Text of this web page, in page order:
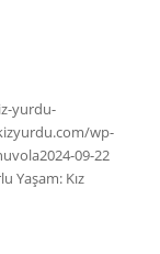
yurdu-
wp-
2024-09-22
Yaşam: Kız